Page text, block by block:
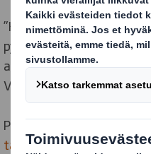
”Kyllä ne parhaat
pyörteissä, tiiviissä
asiakkaiden ja tuotannon
Valkama.
Pakkaussuunnittelijan
tarpeestaja tuotteen